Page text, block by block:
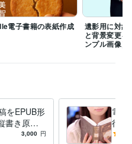
数 : 5年
に与えた影響
インドネシアの
状と課題 思い通りに「生きる」
がこの世に存在しないのか？ C
っぴりダークで実践的な放置車両
電子書籍の表紙作成
遺影用に対象
と背景変更を
ンプル画像）
をEPUB形
書き原稿
イアウト
3,000 円
電子
行・
えず